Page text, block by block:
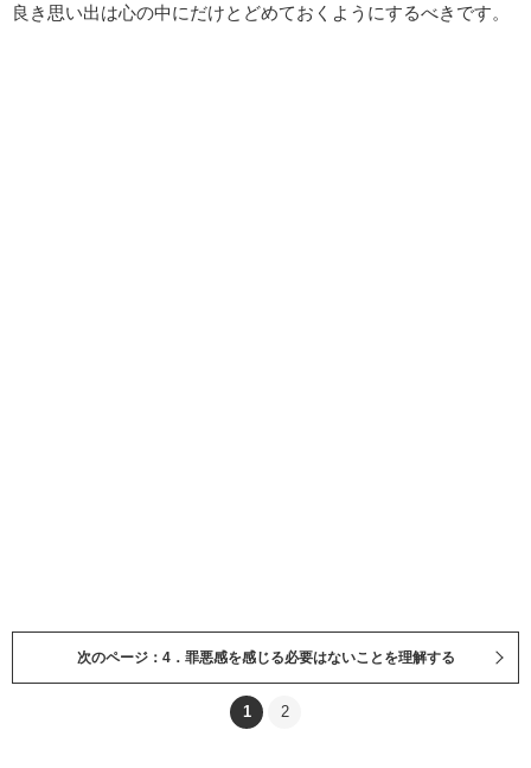
良き思い出は心の中にだけとどめておくようにするべきです。
次のページ：4．罪悪感を感じる必要はないことを理解する
1 2